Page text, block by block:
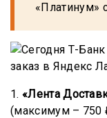
«Платинум»
1. «Лента
(максимум – 750